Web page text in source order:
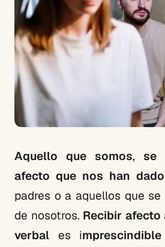
Aquello que somos, se
afecto que nos han dado
padres o a aquellos que
de nosotros. Recibir
verbal es i